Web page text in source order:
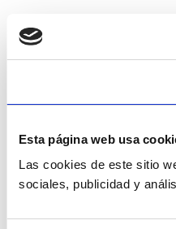
Esta página web usa
Las cookies de este sitio
sociales, publicidad y